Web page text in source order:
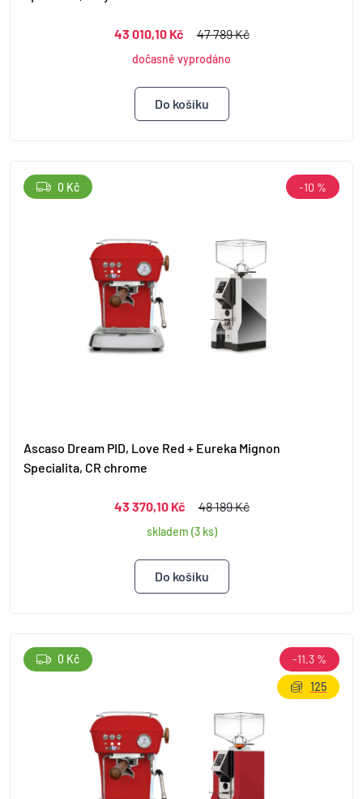
43 010,10 Kč 47 789 Kč
dočasně vyprodáno
Ascaso Dream PID, Love Red + Eureka Mignon
Specialita, CR chrome
43 370,10 Kč 48 189 Kč
skladem (3 ks)
0 Kč -10 %
0 Kč
-11,3 %
125